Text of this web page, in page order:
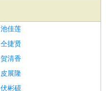
池佳莲
仝捷贤
贺清香
皮展隆
伏彬硕